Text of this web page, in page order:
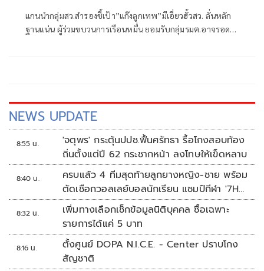
แกนนำกลุ่มสว.สำรองชี้เป้า”แก๊งลูกเทพ”มีเอี่ยวฮั้วสว. ลั่นหลัก
ฐานแน่น ผู้ร่วมขบวนการเรือนหมื่น ยอมรับกลุ่มรมต.อาจรอด
NEWS UPDATE
8:55 น.
'จตุพร' กระตุ้นปปช.ฟื้นศรัทธา รื้อโกงสอบท้อง
ถิ่นตั้งแต่ปี 62 กระชากหน้า ลงโทษให้เข็ดหลาบ
8:40 น.
ครบแล้ว 4 ทีมสุดท้ายลูกยางหญิง-ชาย พร้อม
ตัดเชือกวอลเลย์บอลนักเรียน แชมป์กีฬา '7HD
2026'
8:32 น.
เพิ่มทางเลือกเช็กข้อมูลนิติบุคคล ซื้อเฉพาะ
รายการได้แค่ 5 บาท
8:16 น.
ตั้งศูนย์ DOPA N.I.C.E. - Center ปราบโกง
สัญชาติ